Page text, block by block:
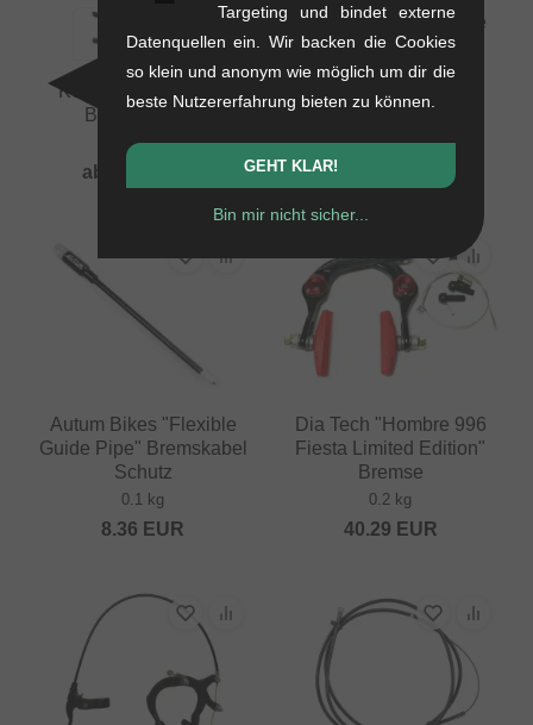
Kool Stop "Supra 2"
Bremsschuhe
0.06 kg
ab
Kink Bikes "One Piece
Linear" Bremskabel
0.12 kg
17.61EUR
Autum Bikes "Flexible
Guide Pipe" Bremskabel
Schutz
0.1 kg
8.36 EUR
Dia Tech "Hombre 996
Fiesta Limited Edition"
Bremse
0.2 kg
40.29 EUR
Targeting und bindet externe
Datenquellen ein. Wir backen die Cookies
so klein und anonym wie möglich um dir die
beste Nutzererfahrung bieten zu können.
GEHT KLAR!
Bin mir nicht sicher...